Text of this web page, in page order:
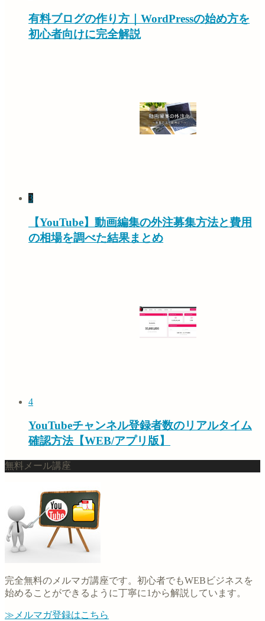
有料ブログの作り方｜WordPressの始め方を
初心者向けに完全解説
3
【YouTube】動画編集の外注募集方法と費用
の相場を調べた結果まとめ
4
YouTubeチャンネル登録者数のリアルタイム
確認方法【WEB/アプリ版】
無料メール講座
完全無料のメルマガ講座です。初心者でもWEBビジネスを
始めることができるように丁寧に1から解説しています。
≫メルマガ登録はこちら